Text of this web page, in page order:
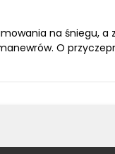
na śniegu, a
O